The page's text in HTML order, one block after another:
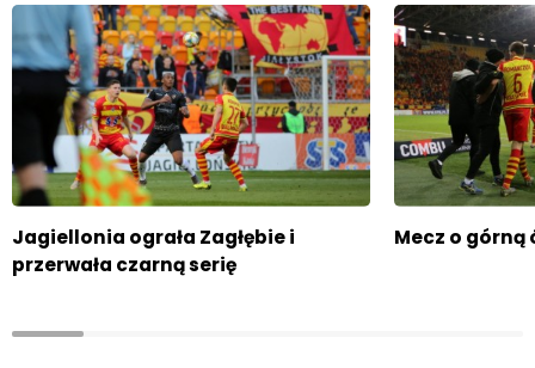
Jagiellonia ograła Zagłębie i
przerwała czarną serię
Mecz o górną